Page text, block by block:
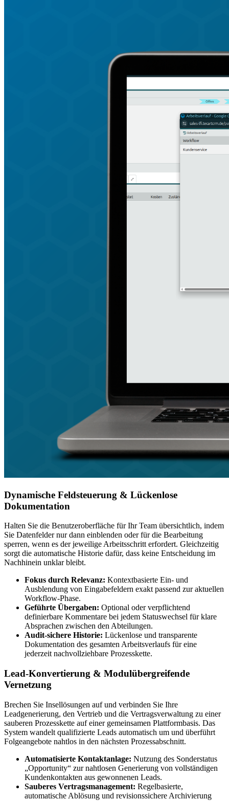
Dynamische Feldsteuerung & Lückenlose
Dokumentation
Halten Sie die Benutzeroberfläche für Ihr Team übersichtlich, indem
Sie Datenfelder nur dann einblenden oder für die Bearbeitung
sperren, wenn es der jeweilige Arbeitsschritt erfordert. Gleichzeitig
sorgt die automatische Historie dafür, dass keine Entscheidung im
Nachhinein unklar bleibt.
Fokus durch Relevanz: Kontextbasierte Ein- und
Ausblendung von Eingabefeldern exakt passend zur aktuellen
Workflow-Phase.
Geführte Übergaben: Optional oder verpflichtend
definierbare Kommentare bei jedem Statuswechsel für klare
Absprachen zwischen den Abteilungen.
Audit-sichere Historie: Lückenlose und transparente
Dokumentation des gesamten Arbeitsverlaufs für eine
jederzeit nachvollziehbare Prozesskette.
Lead-Konvertierung & Modulübergreifende
Vernetzung
Brechen Sie Insellösungen auf und verbinden Sie Ihre
Leadgenerierung, den Vertrieb und die Vertragsverwaltung zu einer
sauberen Prozesskette auf einer gemeinsamen Plattformbasis. Das
System wandelt qualifizierte Leads automatisch um und überführt
Folgeangebote nahtlos in den nächsten Prozessabschnitt.
Automatisierte Kontaktanlage: Nutzung des Sonderstatus
„Opportunity“ zur nahtlosen Generierung von vollständigen
Kundenkontakten aus gewonnenen Leads.
Sauberes Vertragsmanagement: Regelbasierte,
automatische Ablösung und revisionssichere Archivierung